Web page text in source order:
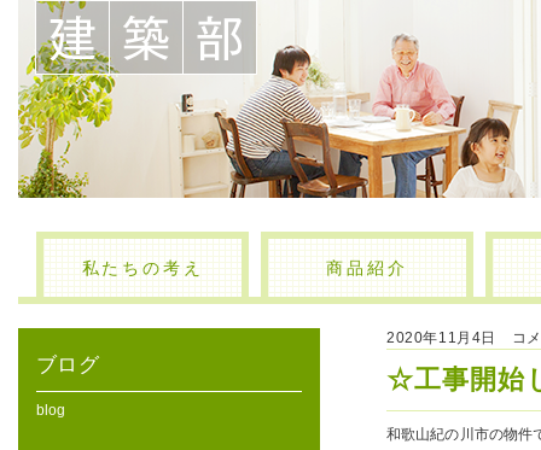
私たちの考え 商品紹介
ブログ
blog
2020年11月4日 コ
☆工事開始
和歌山紀の川市の物件